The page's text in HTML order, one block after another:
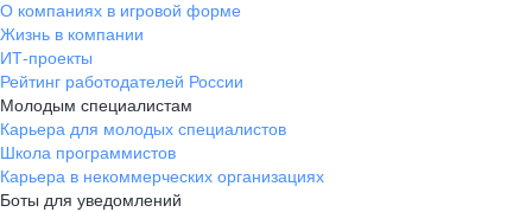
О компаниях в игровой форме
Жизнь в компании
ИТ-проекты
Рейтинг работодателей России
Молодым специалистам
Карьера для молодых специалистов
Школа программистов
Карьера в некоммерческих организациях
Боты для уведомлений